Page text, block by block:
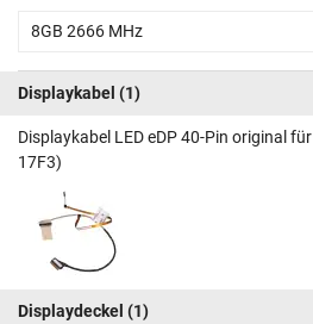
8GB 2666 MHz
Displaykabel (1)
Displaykabel LED eDP 40-Pin original
17F3)
Displaydeckel (1)